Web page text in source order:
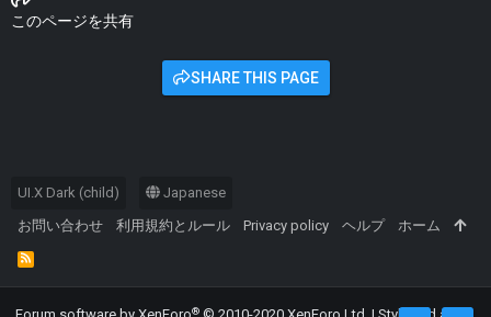
このページを共有
SHARE THIS PAGE
UI.X Dark (child)
Japanese
お問い合わせ
利用規約とルール Privacy policy ヘルプ ホーム
R
S
®